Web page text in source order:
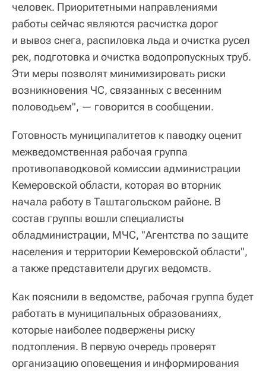
человек. Приоритетными направлениями
работы сейчас являются расчистка дорог
и вывоз снега, распиловка льда и очистка русел
рек, подготовка и очистка водопропускных труб.
Эти меры позволят минимизировать риски
возникновения ЧС, связанных с весенним
половодьем", — говорится в сообщении.
Готовность муниципалитетов к паводку оценит
межведомственная рабочая группа
противопаводковой комиссии администрации
Кемеровской области, которая во вторник
начала работу в Таштагольском районе. В
состав группы вошли специалисты
обладминистрации, МЧС, "Агентства по защите
населения и территории Кемеровской области",
а также представители других ведомств.
Как пояснили в ведомстве, рабочая группа будет
работать в муниципальных образованиях,
которые наиболее подвержены риску
подтопления. В первую очередь проверят
организацию оповещения и информирования